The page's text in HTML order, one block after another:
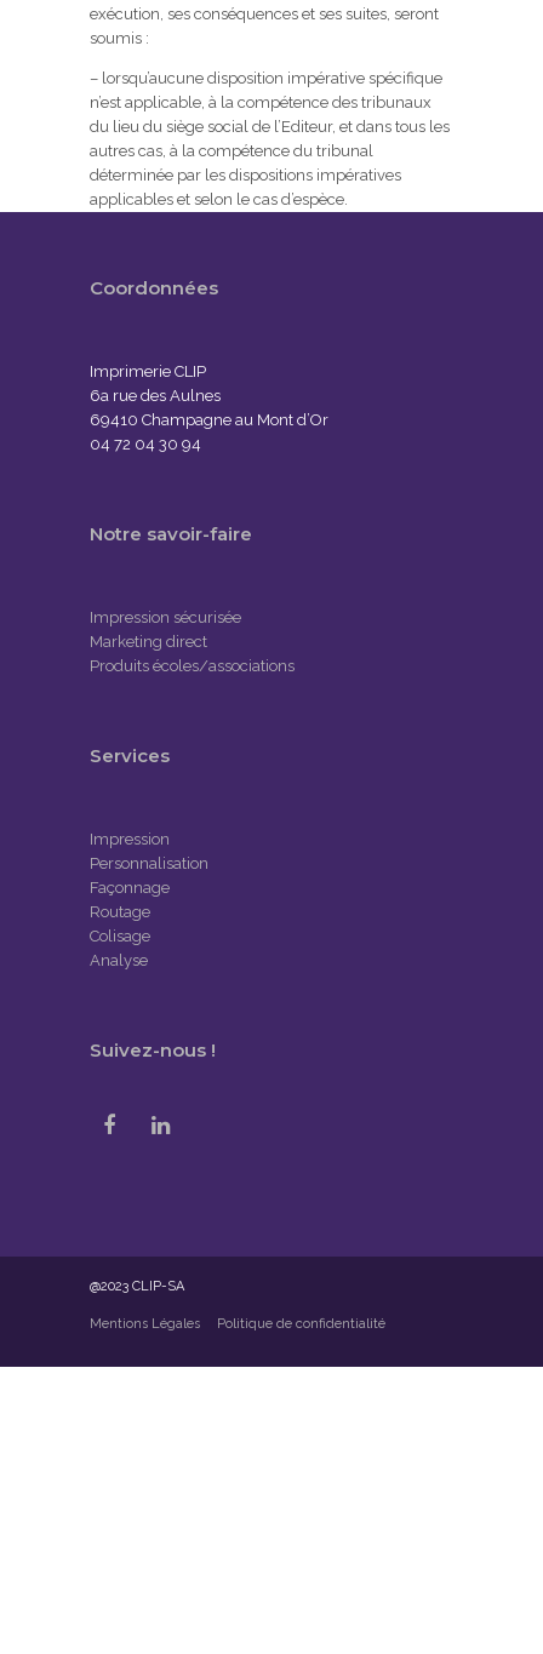
exécution, ses conséquences et ses suites, seront
soumis :
– lorsqu’aucune disposition impérative spécifique
n’est applicable, à la compétence des tribunaux
du lieu du siège social de l’Editeur, et dans tous les
autres cas, à la compétence du tribunal
déterminée par les dispositions impératives
applicables et selon le cas d’espèce.
Coordonnées
Imprimerie CLIP
6a rue des Aulnes
69410 Champagne au Mont d’Or
04 72 04 30 94
Notre savoir-faire
Impression sécurisée
Marketing direct
Produits écoles/associations
Services
Impression
Personnalisation
Façonnage
Routage
Colisage
Analyse
Suivez-nous !
@2023 CLIP-SA
Mentions Légales Politique de confidentialité